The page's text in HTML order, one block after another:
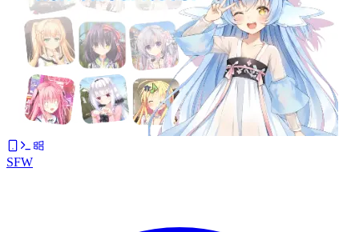
SFW